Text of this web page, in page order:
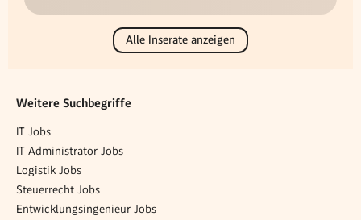
Alle Inserate anzeigen
Weitere Suchbegriffe
IT Jobs
IT Administrator Jobs
Logistik Jobs
Steuerrecht Jobs
Entwicklungsingenieur Jobs